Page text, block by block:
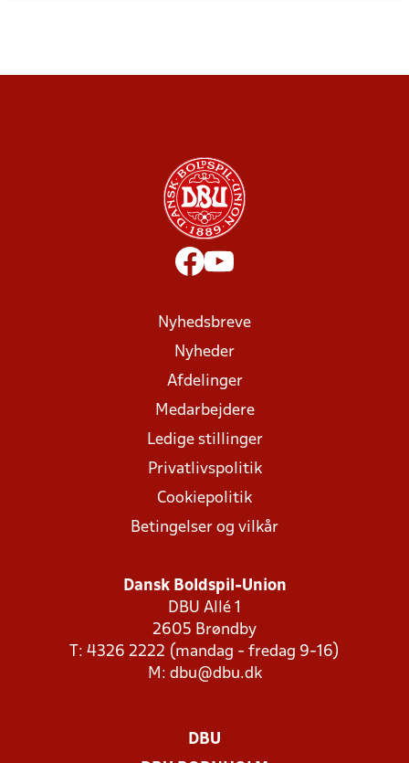
Nyhedsbreve
Nyheder
Afdelinger
Medarbejdere
Ledige stillinger
Privatlivspolitik
Cookiepolitik
Betingelser og vilkår
Dansk Boldspil-Union
DBU Allé 1
2605 Brøndby
T: 4326 2222 (mandag - fredag 9-16)
M: dbu@dbu.dk
DBU